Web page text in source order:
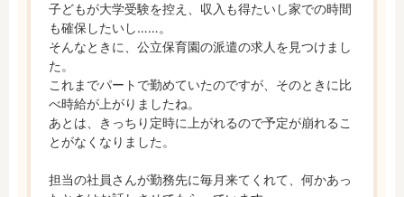
子どもが大学受験を控え、収入も得たいし家での時間
も確保したいし……。
そんなときに、公立保育園の派遣の求人を見つけまし
た。
これまでパートで勤めていたのですが、そのときに比
べ時給が上がりましたね。
あとは、きっちり定時に上がれるので予定が崩れるこ
とがなくなりました。
担当の社員さんが勤務先に毎月来てくれて、何かあっ